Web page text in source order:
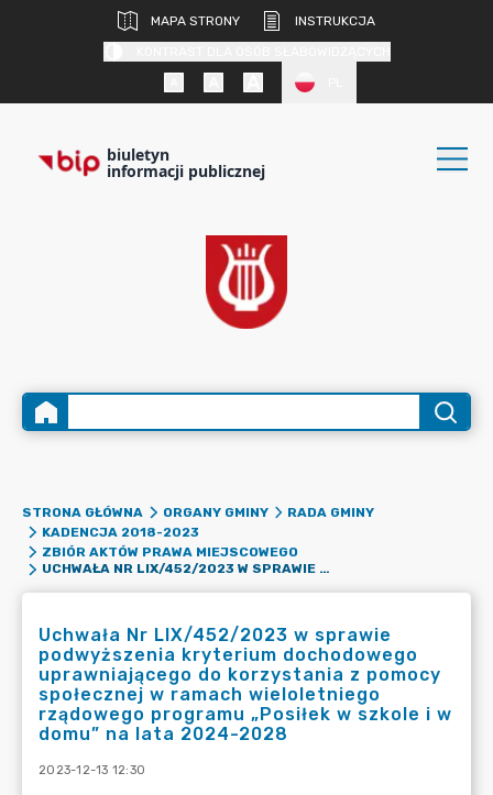
MAPA STRONY
INSTRUKCJA
biuletyn
informacji publicznej
STRONA GŁÓWNA ORGANY GMINY
RADA GMINY
KADENCJA 2018-2023
ZBIÓR AKTÓW PRAWA MIEJSCOWEGO
UCHWAŁA NR LIX/452/2023 W SPRAWIE PODWYŻSZENIA KRYTERIUM DOCHODOWEGO UPRAWNIAJĄCEGO DO KORZYSTANIA Z POMOCY SPOŁECZNEJ W RAMACH WIELOLETNIEGO RZĄDOWEGO PROGRAMU „POSIŁEK W SZKOLE I W DOMU” NA LATA 2024-2028
Uchwała Nr LIX/452/2023 w sprawie
podwyższenia kryterium dochodowego
uprawniającego do korzystania z pomocy
społecznej w ramach wieloletniego
rządowego programu „Posiłek w szkole i w
domu” na lata 2024-2028
2023-12-13 12:30